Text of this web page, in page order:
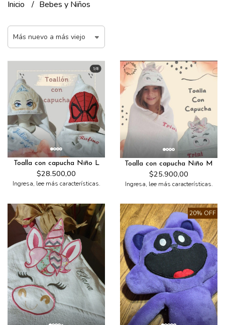
Inicio Bebes y Niños
Toalla con capucha Niño L
$28.500,00
Ingresa, lee más características.
Toalla con capucha Niño M
$25.900,00
Ingresa, lee más características.
20% OFF